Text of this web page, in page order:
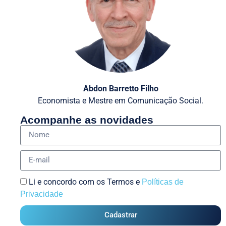
Abdon Barretto Filho
Economista e Mestre em Comunicação Social.
Acompanhe as novidades
Li e concordo com os Termos e Políticas de
Privacidade
Cadastrar